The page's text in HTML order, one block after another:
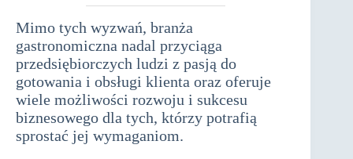
Mimo tych wyzwań, branża
gastronomiczna nadal przyciąga
przedsiębiorczych ludzi z pasją do
gotowania i obsługi klienta oraz oferuje
wiele możliwości rozwoju i sukcesu
biznesowego dla tych, którzy potrafią
sprostać jej wymaganiom.